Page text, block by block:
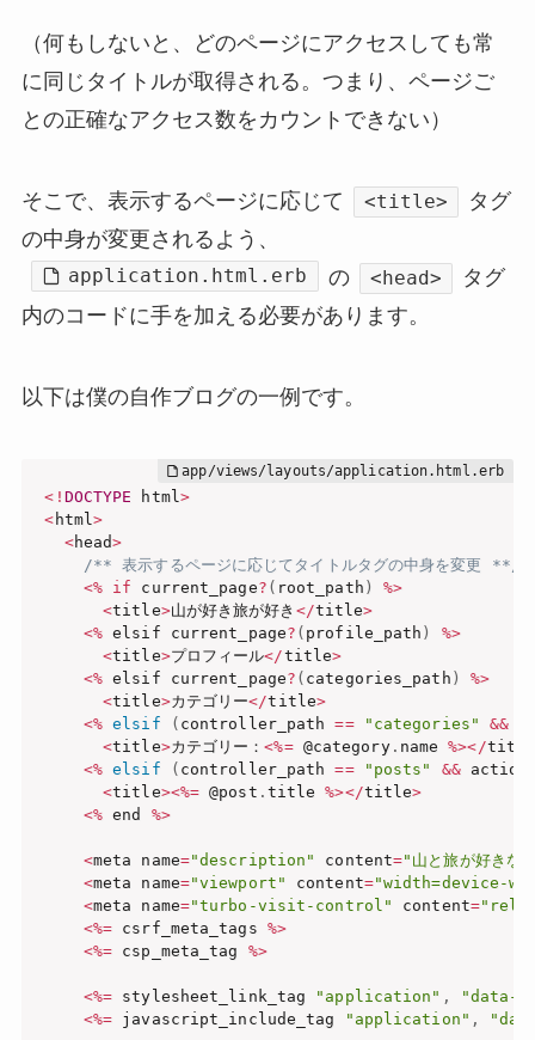
（何もしないと、どのページにアクセスしても常
に同じタイトルが取得される。つまり、ページご
との正確なアクセス数をカウントできない）
そこで、表示するページに応じて <title>
タグ
の中身が変更されるよう、
application.html.erb の <head>
タグ
内のコードに手を加える必要があります。
以下は僕の自作ブログの一例です。
< ! DOCTYPE html>
< html>
<head>
/** 表示するページに応じてタイトルタグの中身を変更 **/
<% if current_page? ( root_path ) %>
<title>山が好き旅が好き </title>
<% elsif current_page? ( profile_path ) %>
<title>プロフィール</title>
<% elsif current_page? ( categories_path ) %>
<title>カテゴリー</title>
<% elsif ( controller_path == "categories" &&
<title>カテゴリー：<%= @category. name %></title
<% elsif ( controller_path == "posts" &&
<title><%= @post . title %></title>
<% end %>
<meta name="description" content="山と旅が好きな
<meta name="viewport" content="width=device-
<meta name="turbo-visit-control" content=
<%= csrf_meta_tags %>
<%= csp_meta_tag %>
<%= stylesheet_link_tag "application" ,
"data-
<%= javascript_include_tag "application" ,